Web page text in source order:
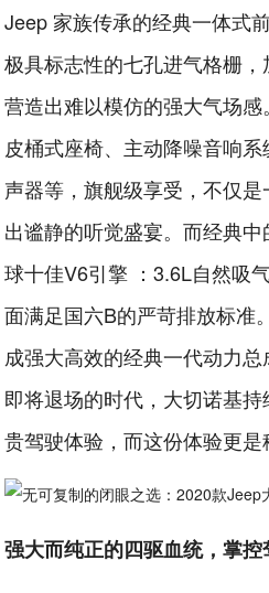
Jeep 家族传承的经典一体式
极具标志性的七孔进气格栅，
营造出难以模仿的强大气场
皮桶式座椅、主动降噪音响
声器等，旗舰级享受，不仅
出谧静的听觉盛宴。而经典
球十佳V6引擎 ：3.6L自然吸
面满足国六B的严苛排放标准
成强大高效的经典一代动力
即将退场的时代，大切诺基
贵驾驶体验，而这份体验更是
强大而纯正的四驱血统，掌